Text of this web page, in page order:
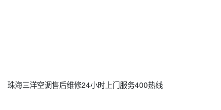
珠海三洋空调售后维修24小时上门服务400热线